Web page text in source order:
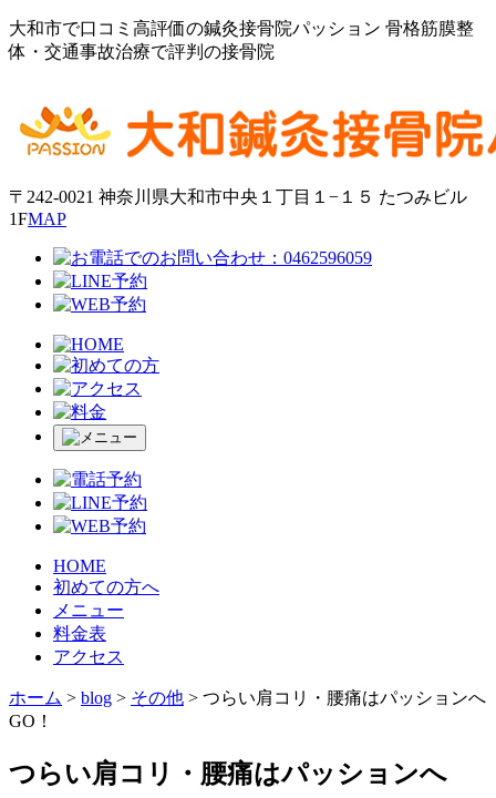
⼤和市で⼝コミ高評価の鍼灸接⾻院パッション ⾻格筋膜整
体・交通事故治療で評判の接⾻院
〒242-0021 神奈川県大和市中央１丁目１−１５ たつみビル
1FMAP
HOME
初めての方へ
メニュー
料金表
アクセス
ホーム > blog > その他 > つらい肩コリ・腰痛はパッションへ
GO！
つらい肩コリ・腰痛はパッションへ